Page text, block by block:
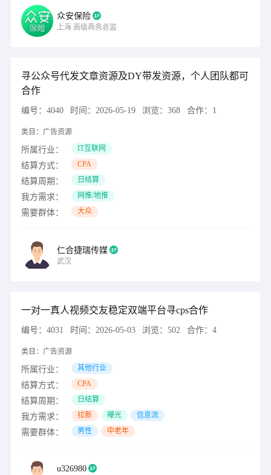
众安保险
上海 高级商务总监
寻公众号代发文章资源及DY带发资源，个人团队都可
合作
编号： 4040 时间： 2026-05-19 浏览： 368 合作： 1
类目： 广告资源
所属行业： IT互联网
结算方式： CPA
结算周期： 日结算
我方需求： 网推/地推
需要群体： 大众
仁合捷瑞传媒
武汉
一对一真人视频交友稳定双端平台寻cps合作
编号： 4031 时间： 2026-05-03 浏览： 502 合作： 4
类目： 广告资源
所属行业： 其他行业
结算方式： CPA
结算周期： 日结算
我方需求： 拉新 曝光 信息流
需要群体： 男性 中老年
u326980